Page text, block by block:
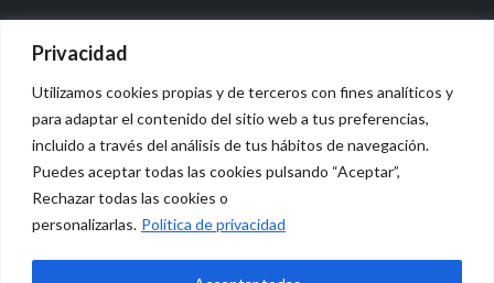
Privacidad
Utilizamos cookies propias y de terceros con fines analíticos y
para adaptar el contenido del sitio web a tus preferencias,
incluido a través del análisis de tus hábitos de navegación.
Puedes aceptar todas las cookies pulsando “Aceptar”,
Rechazar todas las cookies o
personalizarlas. Política de privacidad
© 2026 Vidasana | All Rights Reserved
Aviso legal
Política de privacidad